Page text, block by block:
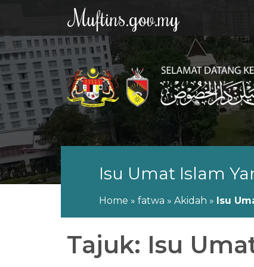
Muftins.gov.my
Isu Umat Islam
Home » fatwa » Akidah » Isu
Tajuk: Isu